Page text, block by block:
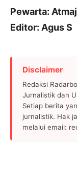
Pewarta:
Editor: Agus S
Disclaimer
Redaksi
Jurnalistik dan
Setiap berita
jurnalistik. Hak
melalui email: